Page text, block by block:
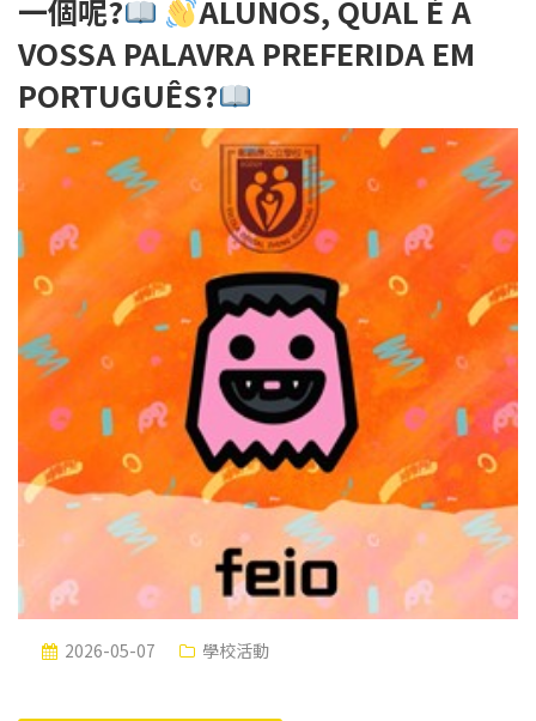
一個呢?
ALUNOS, QUAL É A
VOSSA PALAVRA PREFERIDA EM
PORTUGUÊS?
2026-05-07 學校活動